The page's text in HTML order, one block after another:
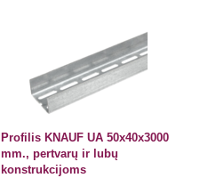
Profilis KNAUF UA 50x40x3000
mm., pertvarų ir lubų
konstrukcijoms